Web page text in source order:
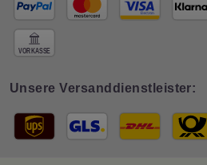
Unsere Versanddienstleister: